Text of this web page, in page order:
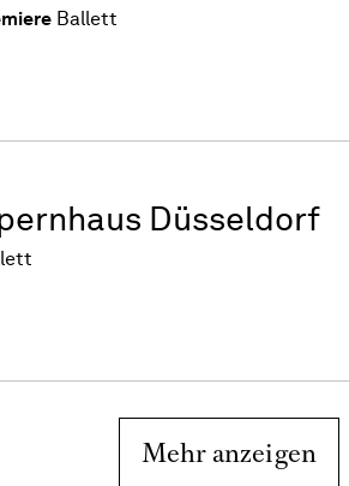
Ballett
Düsseldorf
Mehr anzeigen